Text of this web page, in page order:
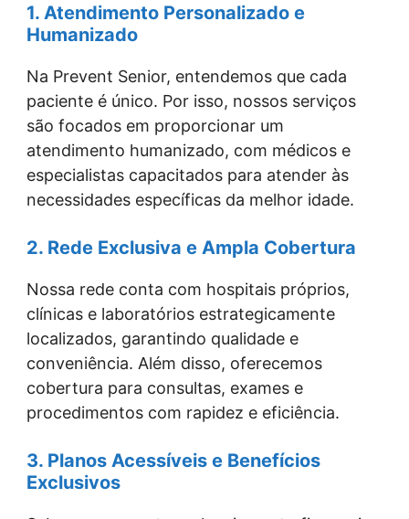
1. Atendimento Personalizado e
Humanizado
Na Prevent Senior, entendemos que cada
paciente é único. Por isso, nossos serviços
são focados em proporcionar um
atendimento humanizado, com médicos e
especialistas capacitados para atender às
necessidades específicas da melhor idade.
2. Rede Exclusiva e Ampla Cobertura
Nossa rede conta com hospitais próprios,
clínicas e laboratórios estrategicamente
localizados, garantindo qualidade e
conveniência. Além disso, oferecemos
cobertura para consultas, exames e
procedimentos com rapidez e eficiência.
3. Planos Acessíveis e Benefícios
Exclusivos